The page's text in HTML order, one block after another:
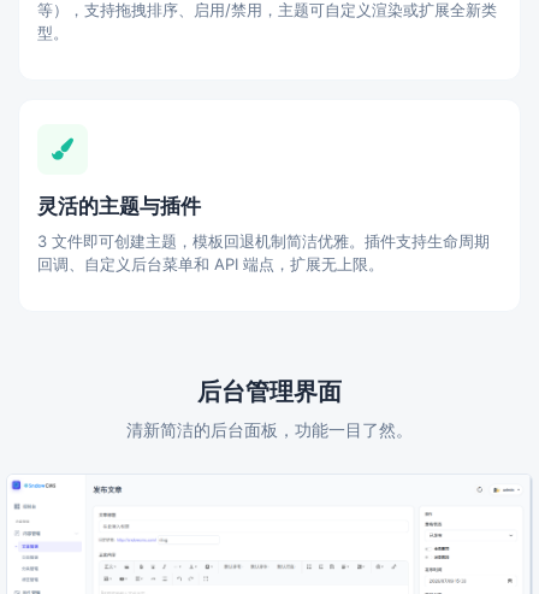
等），支持拖拽排序、启用/禁用，主题可自定义渲染或扩展全新类
型。
灵活的主题与插件
3 文件即可创建主题，模板回退机制简洁优雅。插件支持生命周期
回调、自定义后台菜单和 API 端点，扩展无上限。
后台管理界面
清新简洁的后台面板，功能一目了然。